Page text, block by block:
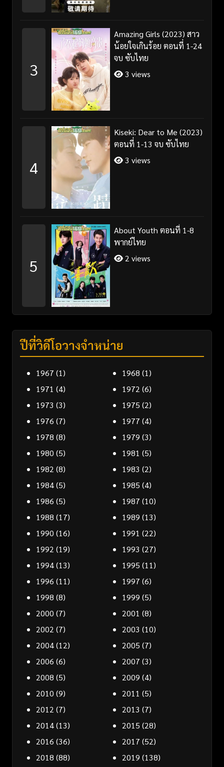
3
Amazing Girls (2023) สาว
น้อยใจเกินร้อย ตอนที่ 1-24
จบ ซับไทย
3 views
4
Kiseki: Dear to Me (2023)
ตอนที่ 1-13 จบ ซับไทย
3 views
5
About Youth ตอนที่ 1-8
พากย์ไทย
2 views
ปีที่วิดีโอวางจำหน่าย
1967 (1) 1968 (1)
1971 (4) 1972 (6)
1973 (3) 1975 (2)
1976 (7) 1977 (4)
1978 (8) 1979 (3)
1980 (5) 1981 (5)
1982 (8) 1983 (2)
1984(5) 1985 (4)
1986 (5) 1987 (10)
1988 (17) 1989 (13)
1990 (16) 1991 (22)
1992 (19) 1993 (27)
1994(13) 1995 (11)
1996 (11) 1997 (6)
1998 (8) 1999 (5)
2000 (7) 2001 (8)
2002 (7) 2003 (10)
2004(12) 2005 (7)
2006 (6) 2007 (3)
2008 (5) 2009 (4)
2010 (9) 2011 (5)
2012 (7) 2013 (7)
2014(13) 2015 (28)
2016 (36) 2017 (52)
2018 (88) 2019 (138)